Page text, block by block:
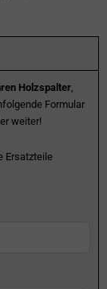
Holzspalter,
Formular
weiter!
Ersatzteile